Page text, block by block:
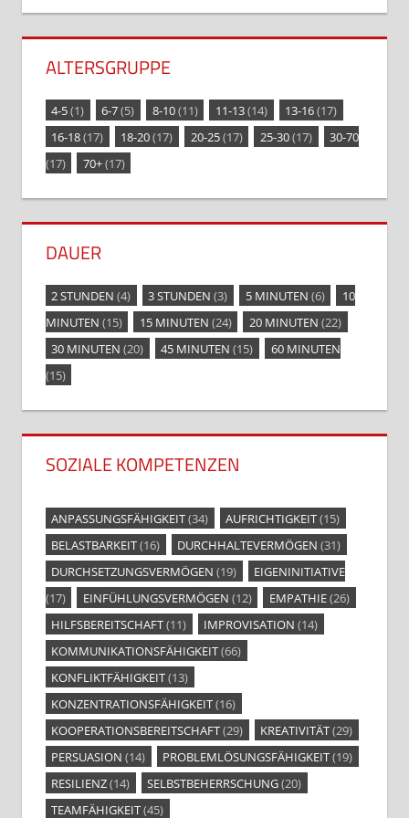
ALTERSGRUPPE
4-5(1) 6-7(5) 8-10(11) 11-13(14) 13-16(17)
16-18(17) 18-20(17) 20-25(17) 25-30(17)
30-70
(17)
70+(17)
DAUER
2 STUNDEN (4) 3 STUNDEN (3) 5 MINUTEN (6)
10
MINUTEN (15) 15 MINUTEN (24) 20 MINUTEN (22)
30 MINUTEN (20) 45 MINUTEN (15)
60 MINUTEN
(15)
SOZIALE KOMPETENZEN
ANPASSUNGSFÄHIGKEIT(34) AUFRICHTIGKEIT(15)
BELASTBARKEIT(16) DURCHHALTEVERMÖGEN (31)
DURCHSETZUNGSVERMÖGEN (19)
EIGENINITIATIVE
(17)
EINFÜHLUNGSVERMÖGEN (12) EMPATHIE(26)
HILFSBEREITSCHAFT(11) IMPROVISATION (14)
KOMMUNIKATIONSFÄHIGKEIT(66)
KONFLIKTFÄHIGKEIT(13)
KONZENTRATIONSFÄHIGKEIT(16)
KOOPERATIONSBEREITSCHAFT(29) KREATIVITÄT(29)
PERSUASION (14) PROBLEMLÖSUNGSFÄHIGKEIT(19)
RESILIENZ(14) SELBSTBEHERRSCHUNG(20)
TEAMFÄHIGKEIT(45)